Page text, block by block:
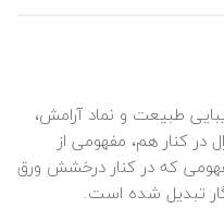
طبیعت و نماد آرامش،
کنار هم، مفهومی از
که در کنار درخشش ورق
تبدیل شده است.